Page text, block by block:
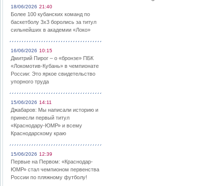
18/06/2026 21:40
Более 100 кубанских команд по
баскетболу 3х3 боролись за титул
сильнейших в академии «Локо»
16/06/2026 10:15
Дмитрий Пирог – о «бронзе» ПБК
«Локомотив-Кубань» в чемпионате
России: Это яркое свидетельство
упорного труда
15/06/2026 14:11
Джабаров: Мы написали историю и
принесли первый титул
«Краснодару-ЮМР» и всему
Краснодарскому краю
15/06/2026 12:39
Первые на Первом: «Краснодар-
ЮМР» стал чемпионом первенства
России по пляжному футболу!